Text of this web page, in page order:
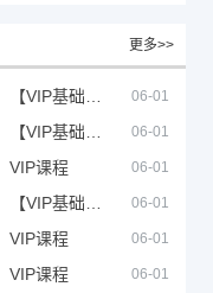
更多>>
06-01
06-01
VIP课程 06-01
06-01
VIP课程 06-01
VIP课程 06-01